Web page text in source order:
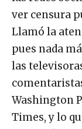
ver censura
Llamó la
pues nada
las
Washington
Times, y lo